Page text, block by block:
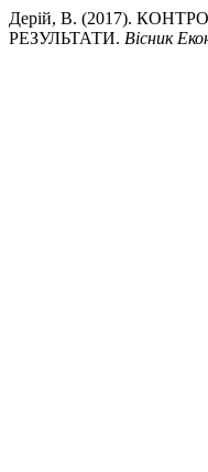
Дерій, В. (2017).
РЕЗУЛЬТАТИ. Вісник